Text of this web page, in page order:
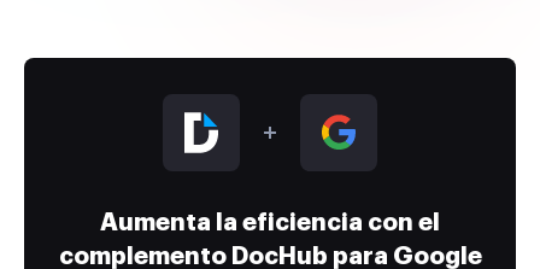
Aumenta la eficiencia con el
complemento DocHub para Google